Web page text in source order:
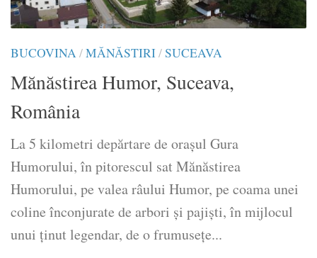
BUCOVINA/MĂNĂSTIRI/SUCEAVA
Mănăstirea Humor, Suceava,
România
La 5 kilometri depărtare de oraşul Gura
Humorului, în pitorescul sat Mănăstirea
Humorului, pe valea râului Humor, pe coama unei
coline înconjurate de arbori şi pajişti, în mijlocul
unui ţinut legendar, de o frumuseţe...